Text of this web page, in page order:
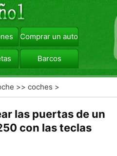
Comprar un automóvil
Barcos
>>coches >
las puertas de un
con las teclas